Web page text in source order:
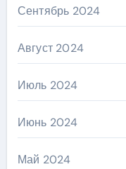
Сентябрь 2024
Август 2024
Июль 2024
Июнь 2024
Май 2024